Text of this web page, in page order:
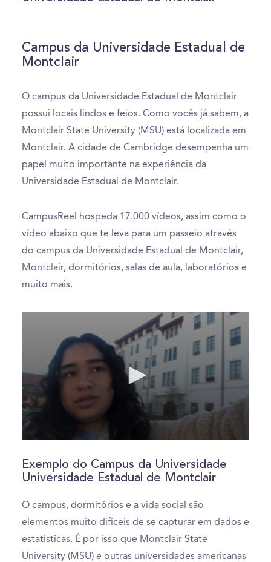
seconds
Campus da Universidade Estadual de
Montclair
O campus da Universidade Estadual de Montclair
possui locais lindos e feios. Como vocês já sabem, a
Montclair State University (MSU) está localizada em
Montclair. A cidade de Cambridge desempenha um
papel muito importante na experiência da
Universidade Estadual de Montclair.
CampusReel hospeda 17.000 vídeos, assim como o
vídeo abaixo que te leva para um passeio através
do campus da Universidade Estadual de Montclair,
Montclair, dormitórios, salas de aula, laboratórios e
muito mais.
of
5
minutes,
seconds
Exemplo do Campus da Universidade
Universidade Estadual de Montclair
O campus, dormitórios e a vida social são
elementos muito difíceis de se capturar em dados e
estatísticas. É por isso que Montclair State
University (MSU) e outras universidades americanas